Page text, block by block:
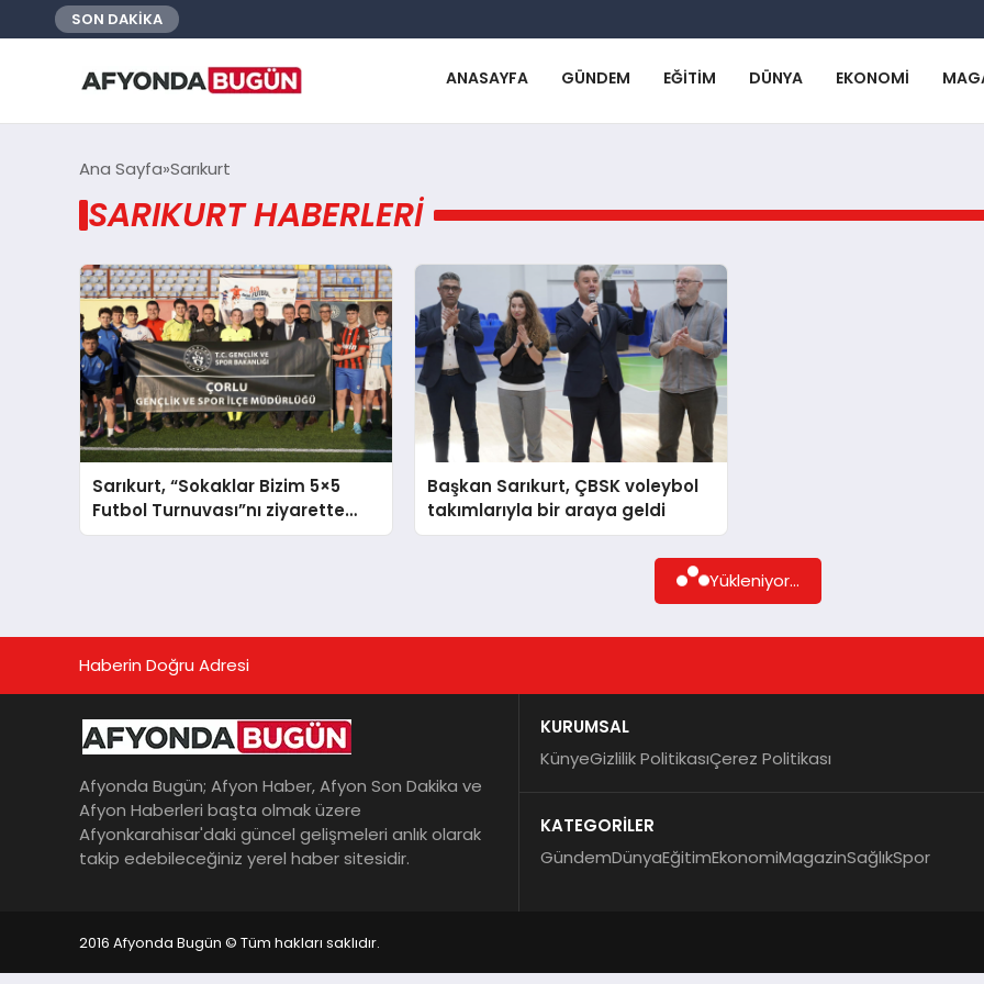
SON DAKİKA
ANASAYFA GÜNDEM EĞITIM DÜNYA EKONOMI
Ana Sayfa Sarıkurt
SARIKURT HABERLERI
Sarıkurt, “Sokaklar Bizim 5×5
Futbol Turnuvası”nı ziyarette
bulundu
Başkan Sarıkurt, ÇBSK voleybol
takımlarıyla bir araya geldi
Yükleniyor...
Haberin Doğru Adresi
Afyonda Bugün; Afyon Haber, Afyon Son Dakika ve
Afyon Haberleri başta olmak üzere
Afyonkarahisar'daki güncel gelişmeleri anlık olarak
takip edebileceğiniz yerel haber sitesidir.
KURUMSAL
KünyeGizlilik PolitikasıÇerez Politikası
KATEGORİLER
GündemDünyaEğitimEkonomiMagazinSağlıkSpor
2016 Afyonda Bugün © Tüm hakları saklıdır.